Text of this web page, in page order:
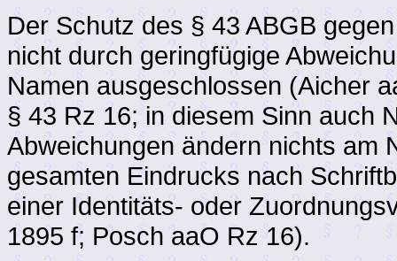
Der Schutz des § 43 ABGB
nicht durch geringfügige
Namen ausgeschlossen (Aicher
§ 43 Rz 16; in diesem Sinn auch
Abweichungen ändern nichts am
gesamten Eindrucks nach
einer Identitäts- oder
1895 f; Posch aaO Rz 16).